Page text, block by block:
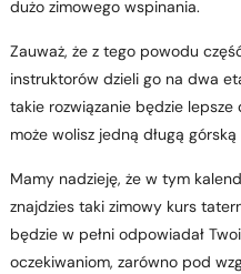
dużo zimowego wspinania.
Zauważ, że z tego powodu
instruktorów dzieli go na dwa
takie rozwiązanie będzie lepsze
może wolisz jedną długą
Mamy nadzieję, że w tym
znajdzies taki zimowy kurs
będzie w pełni odpowiadał
oczekiwaniom, zarówno pod